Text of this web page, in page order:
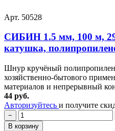
Арт. 50528
СИБИН 1.5 мм, 100 м,
катушка,
Шнур кручёный
хозяйственно-бытового
материалов и непрерывный
44 руб.
Авторизуйтесь и получите
−
В корзину